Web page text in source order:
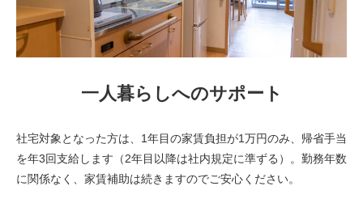
一人暮らしへのサポート
社宅対象となった方は、1年目の家賃負担が1万円のみ、帰省手当
を年3回支給します（2年目以降は社内規定に準ずる）。勤務年数
に関係なく、家賃補助は続きますのでご安心ください。